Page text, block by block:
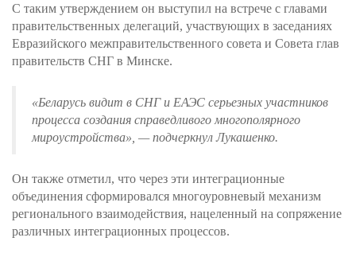
С таким утверждением он выступил на встрече с главами
правительственных делегаций, участвующих в заседаниях
Евразийского межправительственного совета и Совета глав
правительств СНГ в Минске.
«Беларусь видит в СНГ и ЕАЭС серьезных участников
процесса создания справедливого многополярного
мироустройства» , — подчеркнул Лукашенко.
Он также отметил, что через эти интеграционные
объединения сформировался многоуровневый механизм
регионального взаимодействия, нацеленный на сопряжение
различных интеграционных процессов.